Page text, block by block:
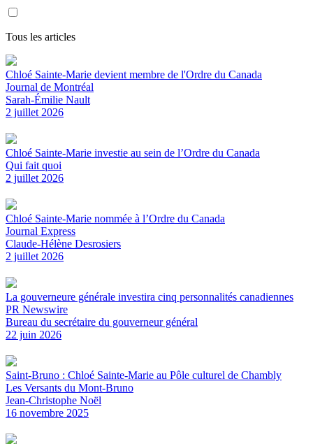
Tous les articles
Chloé Sainte-Marie devient membre de l'Ordre du Canada
Journal de Montréal
Sarah-Émilie Nault
2 juillet 2026
Chloé Sainte-Marie investie au sein de l’Ordre du Canada
Qui fait quoi
2 juillet 2026
Chloé Sainte-Marie nommée à l’Ordre du Canada
Journal Express
Claude-Hélène Desrosiers
2 juillet 2026
La gouverneure générale investira cinq personnalités canadiennes
PR Newswire
Bureau du secrétaire du gouverneur général
22 juin 2026
Saint-Bruno : Chloé Sainte-Marie au Pôle culturel de Chambly
Les Versants du Mont-Bruno
Jean-Christophe Noël
16 novembre 2025